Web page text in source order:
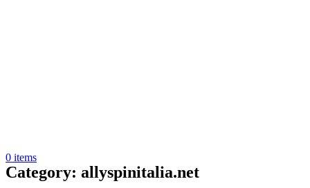
0 items
Category: allyspinitalia.net